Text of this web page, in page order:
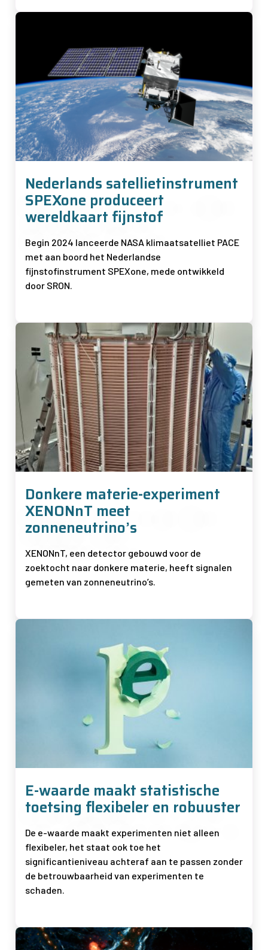
Nederlands satellietinstrument
SPEXone produceert
wereldkaart fijnstof
Begin 2024 lanceerde NASA klimaatsatelliet PACE
met aan boord het Nederlandse
fijnstofinstrument SPEXone, mede ontwikkeld
door SRON.
Donkere materie-experiment
XENONnT meet
zonneneutrino’s
XENONnT, een detector gebouwd voor de
zoektocht naar donkere materie, heeft signalen
gemeten van zonneneutrino’s.
Afbeelding
E-waarde maakt statistische
toetsing flexibeler en robuuster
De e-waarde maakt experimenten niet alleen
flexibeler, het staat ook toe het
significantieniveau achteraf aan te passen zonder
de betrouwbaarheid van experimenten te
schaden.
Afbeelding